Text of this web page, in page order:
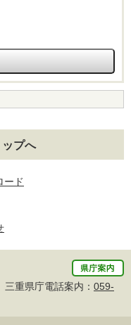
ップへ
ード
重県庁電話案内： 059-